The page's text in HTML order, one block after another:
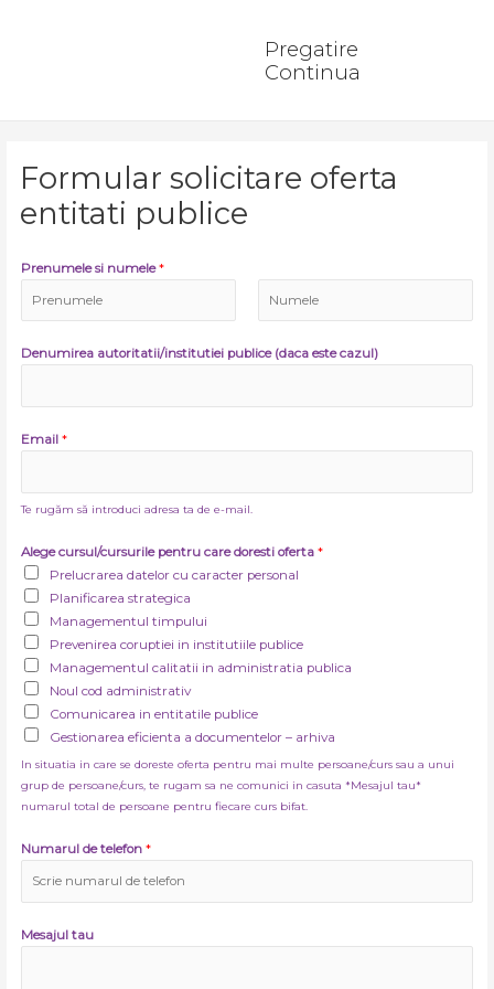
Pregatire
Continua
Formular solicitare oferta
entitati publice
Prenumele si numele*
i
a
Denumirea autoritatii/institutiei publice (daca este cazul)
Email*
Te rugăm să introduci adresa ta de e-mail.
Alege cursul/cursurile pentru care doresti oferta*
Prelucrarea datelor cu caracter personal
Planificarea strategica
Managementul timpului
Prevenirea coruptiei in institutiile publice
Managementul calitatii in administratia publica
Noul cod administrativ
Comunicarea in entitatile publice
Gestionarea eficienta a documentelor – arhiva
In situatia in care se doreste oferta pentru mai multe persoane/curs sau a unui
grup de persoane/curs, te rugam sa ne comunici in casuta *Mesajul tau*
numarul total de persoane pentru fiecare curs bifat.
Numarul de telefon*
Mesajul tau